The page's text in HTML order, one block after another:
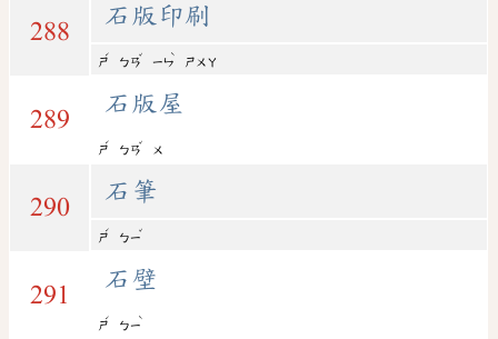
288
石版印刷
ㄕ
ˊ
ㄅㄢ
ˇ
ㄧㄣ
ˋ
ㄕㄨㄚ
289
石版屋
ㄕ
ˊ
ㄅㄢ
ˇ
ㄨ
290
石筆
ㄕ
ˊ
ㄅㄧ
ˇ
291
石壁
ㄕ
ˊ
ㄅㄧ
ˋ